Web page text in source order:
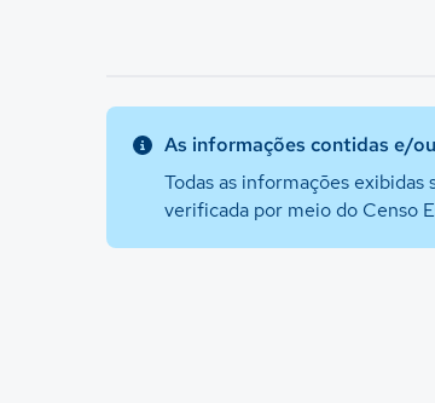
As informações contidas e/
Todas as informações
verificada por meio do Censo